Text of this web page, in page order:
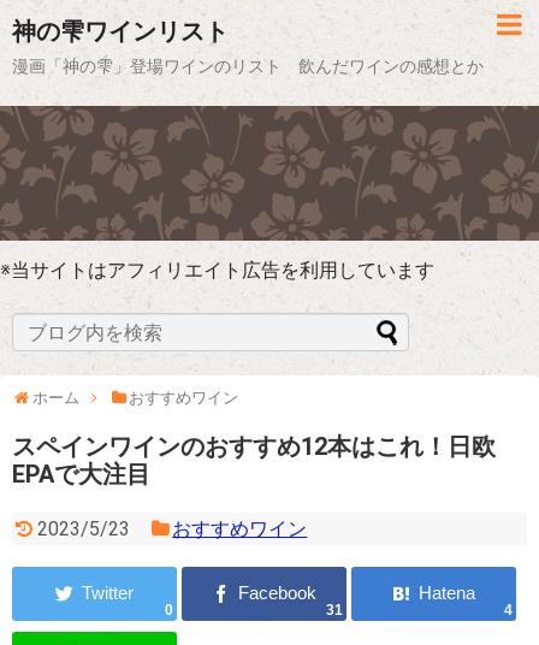
神の雫ワインリスト
漫画「神の雫」登場ワインのリスト 飲んだワインの感想とか
※当サイトはアフィリエイト広告を利用しています
ホーム おすすめワイン
スペインワインのおすすめ12本はこれ！日欧
EPAで大注目
2023/5/23 おすすめワイン
0 31 4